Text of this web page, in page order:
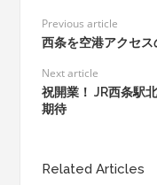
Previous article
西条を空港アクセス
Next article
祝開業！ JR西条駅
期待
Related Articles